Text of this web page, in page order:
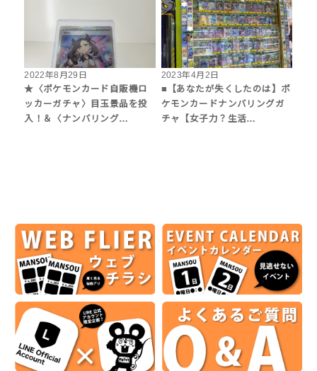
2022年8月29日
★〈ポケモンカード自販機ロ
ッカーガチャ〉目玉景品を投
入！＆〈ナンバリング…
2023年4月2日
■【あなたが失くしたのは】ポ
ケモンカードナンバリングガ
チャ【女子力？生活…